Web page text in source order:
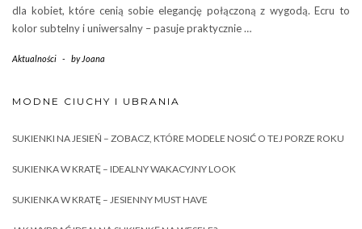
dla kobiet, które cenią sobie elegancję połączoną z wygodą. Ecru to
kolor subtelny i uniwersalny – pasuje praktycznie …
Aktualności - by Joana
MODNE CIUCHY I UBRANIA
SUKIENKI NA JESIEŃ – ZOBACZ, KTÓRE MODELE NOSIĆ O TEJ PORZE ROKU
SUKIENKA W KRATĘ – IDEALNY WAKACYJNY LOOK
SUKIENKA W KRATĘ – JESIENNY MUST HAVE